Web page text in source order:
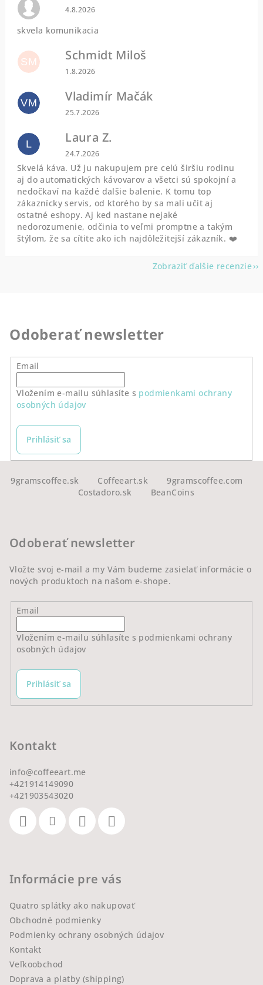
Hodnotenie obchodu je 0 z 5 hviezdičiek.
4.8.2026
skvela komunikacia
SM Schmidt Miloš
Hodnotenie obchodu je 5 z 5 hviezdičiek.
1.8.2026
VM Vladimír Mačák
Hodnotenie obchodu je 5 z 5 hviezdičiek.
25.7.2026
L Laura Z.
Hodnotenie obchodu je 5 z 5 hviezdičiek.
24.7.2026
Skvelá káva. Už ju nakupujem pre celú širšiu rodinu
aj do automatických kávovarov a všetci sú spokojní a
nedočkaví na každé dalšie balenie. K tomu top
zákaznícky servis, od ktorého by sa mali učit aj
ostatné eshopy. Aj ked nastane nejaké
nedorozumenie, odčinia to veľmi promptne a takým
štýlom, že sa cítite ako ich najdôležitejší zákazník. ❤️
Zobraziť ďalšie recenzie
Odoberať newsletter
Email
Vložením e-mailu súhlasíte s podmienkami ochrany
osobných údajov
Prihlásiť sa
9gramscoffee.sk Coffeeart.sk
9gramscoffee.com
Costadoro.sk
BeanCoins
Odoberať newsletter
Vložte svoj e-mail a my Vám budeme zasielať informácie o
nových produktoch na našom e-shope.
Email
Vložením e-mailu súhlasíte s podmienkami ochrany
osobných údajov
Prihlásiť sa
Kontakt
info@coffeeart.me
+421914149090
+421903543020
Informácie pre vás
Quatro splátky ako nakupovať
Obchodné podmienky
Podmienky ochrany osobných údajov
Kontakt
Veľkoobchod
Doprava a platby (shipping)